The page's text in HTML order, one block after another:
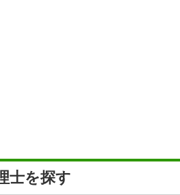
士を探す